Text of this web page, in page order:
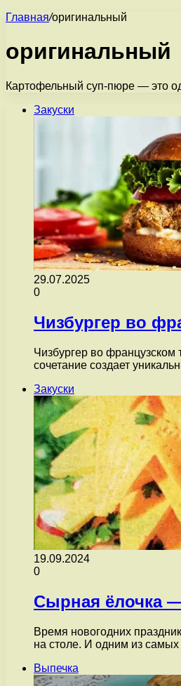
Главная/оригинальный
оригинальный
Картофельный суп-пюре — это
Закуски
29.07.2025
0
Чизбургер во
Чизбургер во французском
сочетание создает
Закуски
19.09.2024
0
Сырная ёлочка
Время новогодних
на столе. И одним из
Выпечка